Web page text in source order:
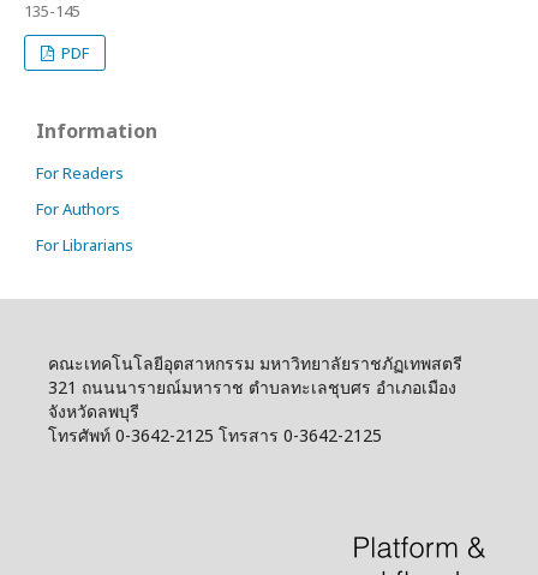
135-145
PDF
Information
For Readers
For Authors
For Librarians
คณะเทคโนโลยีอุตสาหกรรม มหาวิทยาลัยราชภัฏเทพสตรี
321 ถนนนารายณ์มหาราช ตำบลทะเลชุบศร อำเภอเมือง
จังหวัดลพบุรี
โทรศัพท์ 0-3642-2125 โทรสาร 0-3642-2125